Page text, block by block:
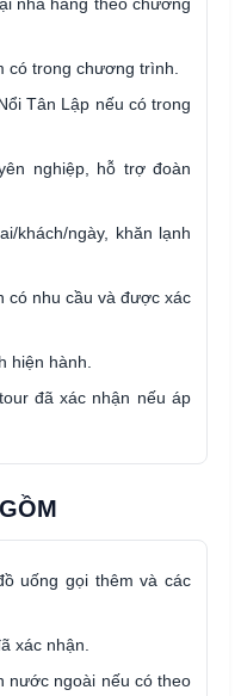
nhà hàng theo chương
có trong chương trình.
Tân Lập nếu có trong
nghiệp, hỗ trợ đoàn
khách/ngày, khăn lạnh
có nhu cầu và được xác
hiện hành.
đã xác nhận nếu áp
uống gọi thêm và các
xác nhận.
nước ngoài nếu có theo